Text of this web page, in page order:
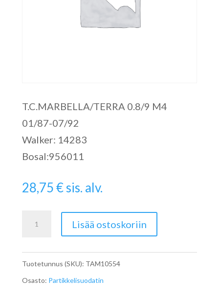
T.C.MARBELLA/TERRA 0.8/9 M4
01/87-07/92
Walker: 14283
Bosal:956011
28,75€sis. alv.
Lisää ostoskoriin
Tuotetunnus (SKU): TAM10554
Osasto: Partikkelisuodatin